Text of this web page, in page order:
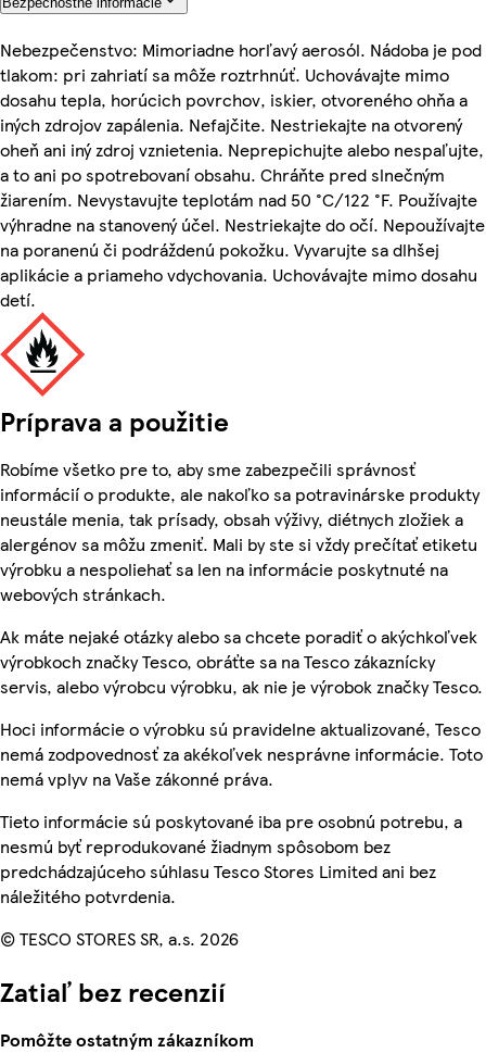
Nebezpečenstvo: Mimoriadne horľavý aerosól. Nádoba je pod
tlakom: pri zahriatí sa môže roztrhnúť. Uchovávajte mimo
dosahu tepla, horúcich povrchov, iskier, otvoreného ohňa a
iných zdrojov zapálenia. Nefajčite. Nestriekajte na otvorený
oheň ani iný zdroj vznietenia. Neprepichujte alebo nespaľujte,
a to ani po spotrebovaní obsahu. Chráňte pred slnečným
žiarením. Nevystavujte teplotám nad 50 °C/122 °F. Používajte
výhradne na stanovený účel. Nestriekajte do očí. Nepoužívajte
na poranenú či podráždenú pokožku. Vyvarujte sa dlhšej
aplikácie a priameho vdychovania. Uchovávajte mimo dosahu
detí.
Príprava a použitie
Robíme všetko pre to, aby sme zabezpečili správnosť
informácií o produkte, ale nakoľko sa potravinárske produkty
neustále menia, tak prísady, obsah výživy, diétnych zložiek a
alergénov sa môžu zmeniť. Mali by ste si vždy prečítať etiketu
výrobku a nespoliehať sa len na informácie poskytnuté na
webových stránkach.
Ak máte nejaké otázky alebo sa chcete poradiť o akýchkoľvek
výrobkoch značky Tesco, obráťte sa na Tesco zákaznícky
servis, alebo výrobcu výrobku, ak nie je výrobok značky Tesco.
Hoci informácie o výrobku sú pravidelne aktualizované, Tesco
nemá zodpovednosť za akékoľvek nesprávne informácie. Toto
nemá vplyv na Vaše zákonné práva.
Tieto informácie sú poskytované iba pre osobnú potrebu, a
nesmú byť reprodukované žiadnym spôsobom bez
predchádzajúceho súhlasu Tesco Stores Limited ani bez
náležitého potvrdenia.
© TESCO STORES SR, a.s. 2026
Zatiaľ bez recenzií
Pomôžte ostatným zákazníkom